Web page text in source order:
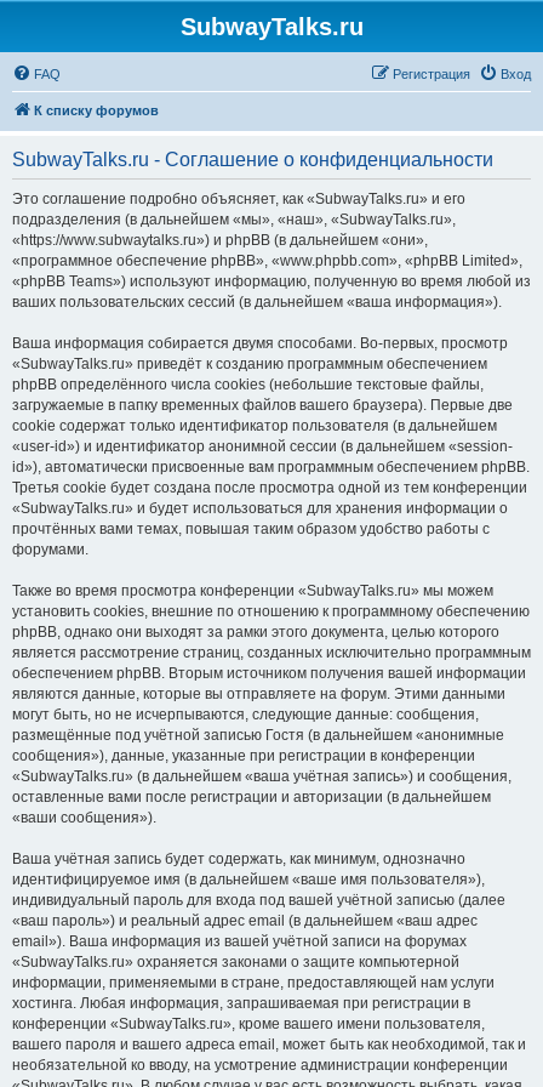
SubwayTalks.ru
FAQ Вход
Регистрация
К списку форумов
SubwayTalks.ru - Соглашение о конфиденциальности
Это соглашение подробно объясняет, как «SubwayTalks.ru» и его
подразделения (в дальнейшем «мы», «наш», «SubwayTalks.ru»,
«https://www.subwaytalks.ru») и phpBB (в дальнейшем «они»,
«программное обеспечение phpBB», «www.phpbb.com», «phpBB Limited»,
«phpBB Teams») используют информацию, полученную во время любой из
ваших пользовательских сессий (в дальнейшем «ваша информация»).
Ваша информация собирается двумя способами. Во-первых, просмотр
«SubwayTalks.ru» приведёт к созданию программным обеспечением
phpBB определённого числа cookies (небольшие текстовые файлы,
загружаемые в папку временных файлов вашего браузера). Первые две
cookie содержат только идентификатор пользователя (в дальнейшем
«user-id») и идентификатор анонимной сессии (в дальнейшем «session-
id»), автоматически присвоенные вам программным обеспечением phpBB.
Третья cookie будет создана после просмотра одной из тем конференции
«SubwayTalks.ru» и будет использоваться для хранения информации о
прочтённых вами темах, повышая таким образом удобство работы с
форумами.
Также во время просмотра конференции «SubwayTalks.ru» мы можем
установить cookies, внешние по отношению к программному обеспечению
phpBB, однако они выходят за рамки этого документа, целью которого
является рассмотрение страниц, созданных исключительно программным
обеспечением phpBB. Вторым источником получения вашей информации
являются данные, которые вы отправляете на форум. Этими данными
могут быть, но не исчерпываются, следующие данные: сообщения,
размещённые под учётной записью Гостя (в дальнейшем «анонимные
сообщения»), данные, указанные при регистрации в конференции
«SubwayTalks.ru» (в дальнейшем «ваша учётная запись») и сообщения,
оставленные вами после регистрации и авторизации (в дальнейшем
«ваши сообщения»).
Ваша учётная запись будет содержать, как минимум, однозначно
идентифицируемое имя (в дальнейшем «ваше имя пользователя»),
индивидуальный пароль для входа под вашей учётной записью (далее
«ваш пароль») и реальный адрес email (в дальнейшем «ваш адрес
email»). Ваша информация из вашей учётной записи на форумах
«SubwayTalks.ru» охраняется законами о защите компьютерной
информации, применяемыми в стране, предоставляющей нам услуги
хостинга. Любая информация, запрашиваемая при регистрации в
конференции «SubwayTalks.ru», кроме вашего имени пользователя,
вашего пароля и вашего адреса email, может быть как необходимой, так и
необязательной ко вводу, на усмотрение администрации конференции